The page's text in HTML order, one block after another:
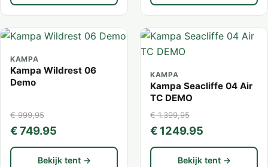
KAMPA
Kampa Wildrest 06
Demo
€ 999,95
€ 749.95
Bekijk tent →
KAMPA
Kampa Seacliffe 04 Air
TC DEMO
€ 1.399,95
€ 1249.95
Bekijk tent →